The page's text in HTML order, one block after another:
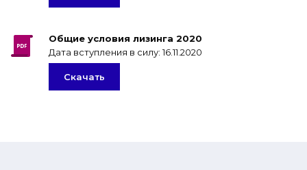
Общие условия лизинга 2020
Дата вступления в силу: 16.11.2020
Скачать